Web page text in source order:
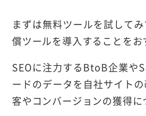
まずは無料ツールを試して
償ツールを導入することをお
SEOに注力するBtoB企業や
ードのデータを自社サイト
客やコンバージョンの獲得に